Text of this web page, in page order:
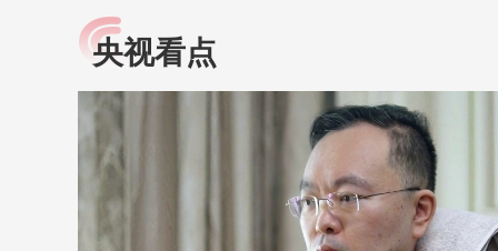
小央视频
央视网原创视频子品牌，
角，有趣、有料、有故事
提高全民健康素养水
助力“健康中国2030”
略。央视网《全民健
康》，向所有人分享
知识！
央视看点